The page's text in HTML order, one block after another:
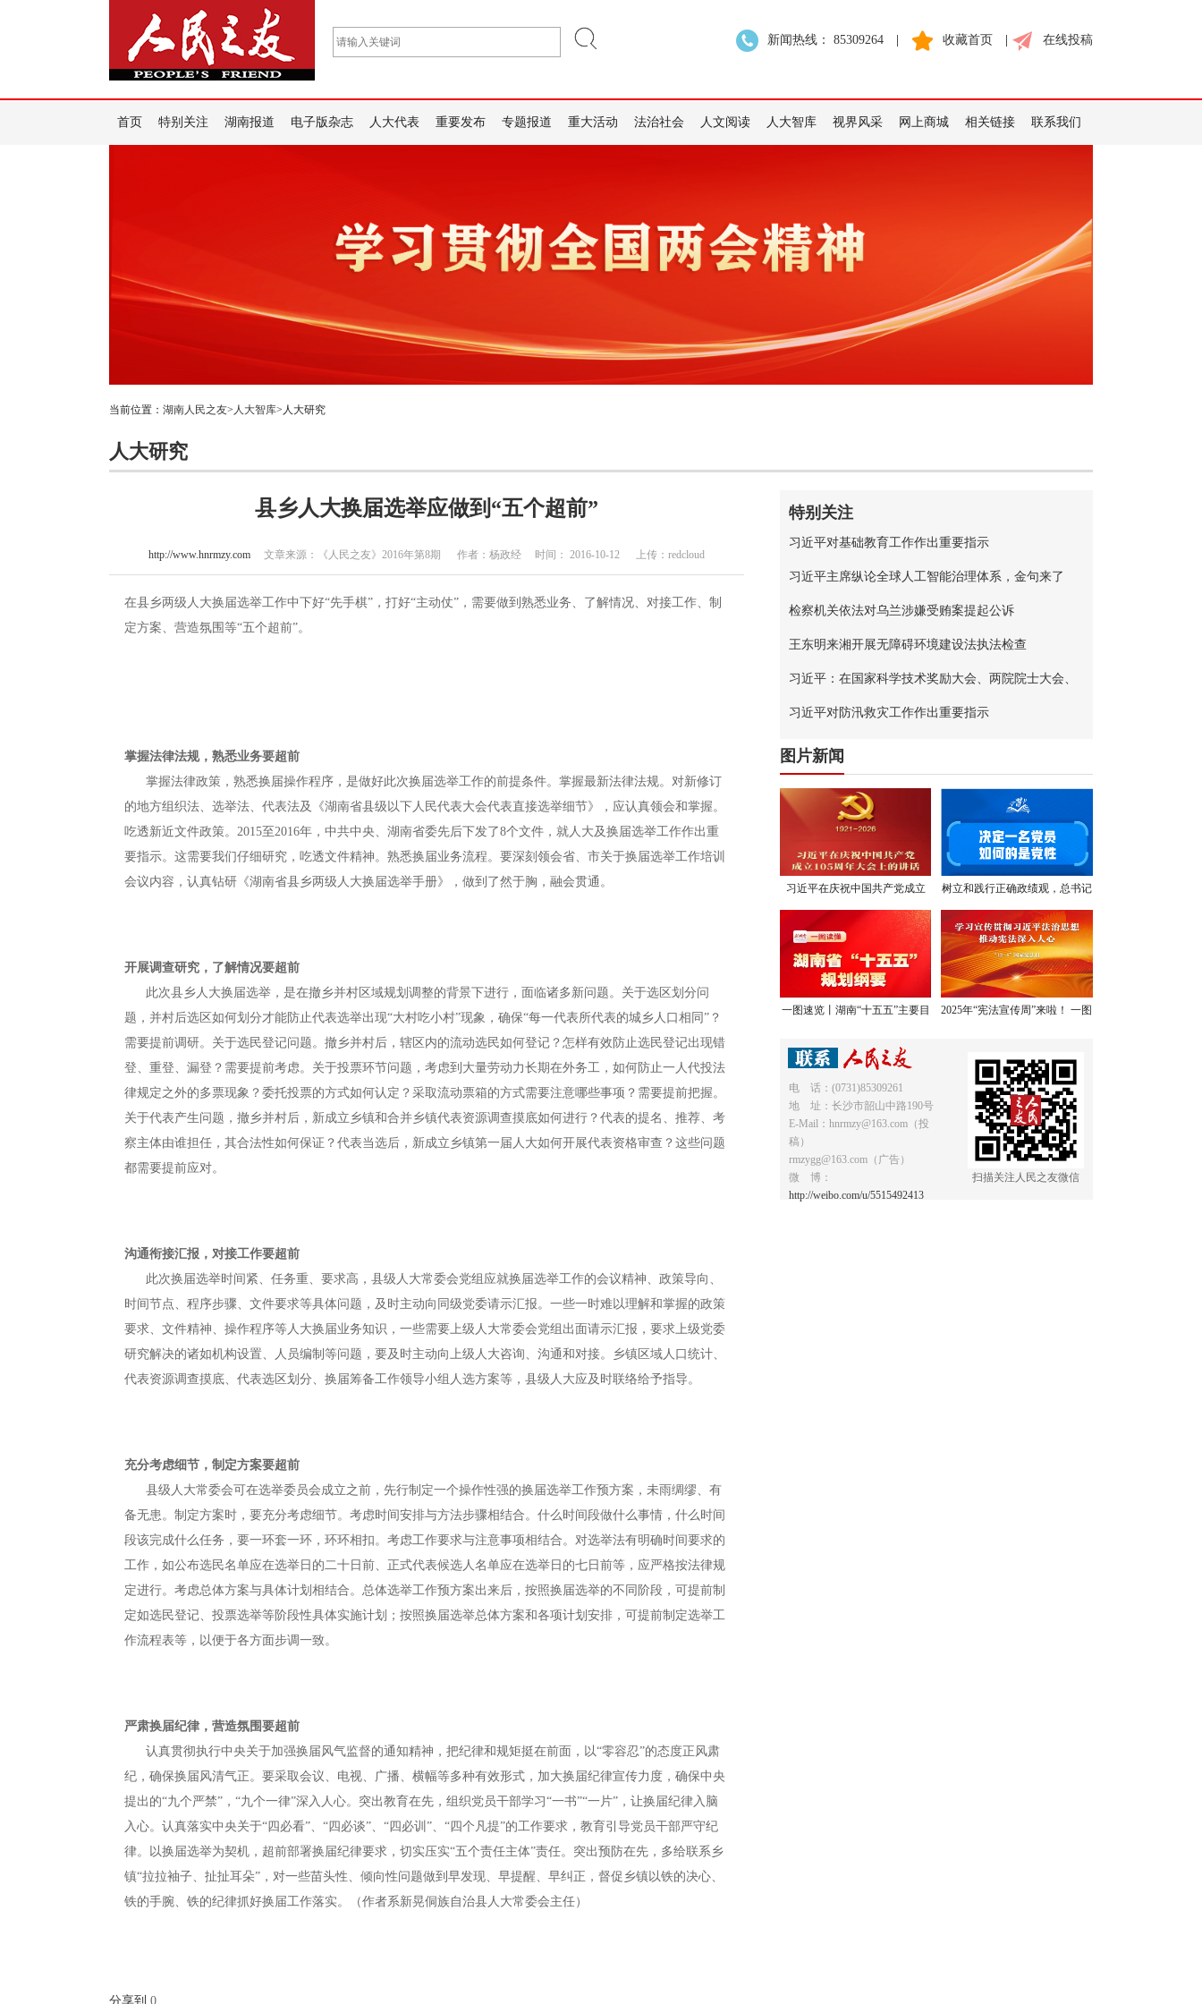
新闻热线： 85309264 收藏首页 在线投稿
首页 特别关注 湖南报道 电子版杂志 人大代表 重要发布 专题报道 重大活动 法治社会 人文阅读 人大智库 视界风采 网上商城 相关链接 联系我们
当前位置： 湖南人民之友> 人大智库>人大研究
人大研究
县乡人大换届选举应做到“五个超前”
http://www.hnrmzy.com 文章来源：《人民之友》2016年第8期 作者：杨政经 时间： 2016-10-12 上传：redcloud
在县乡两级人大换届选举工作中下好“先手棋”，打好“主动仗”，需要做到熟悉业务、了解情况、对接工作、制
定方案、营造氛围等“五个超前”。
掌握法律法规，熟悉业务要超前
掌握法律政策，熟悉换届操作程序，是做好此次换届选举工作的前提条件。掌握最新法律法规。对新修订
的地方组织法、选举法、代表法及《湖南省县级以下人民代表大会代表直接选举细节》，应认真领会和掌握。
吃透新近文件政策。2015至2016年，中共中央、湖南省委先后下发了8个文件，就人大及换届选举工作作出重
要指示。这需要我们仔细研究，吃透文件精神。熟悉换届业务流程。要深刻领会省、市关于换届选举工作培训
会议内容，认真钻研《湖南省县乡两级人大换届选举手册》，做到了然于胸，融会贯通。
开展调查研究，了解情况要超前
此次县乡人大换届选举，是在撤乡并村区域规划调整的背景下进行，面临诸多新问题。关于选区划分问
题，并村后选区如何划分才能防止代表选举出现“大村吃小村”现象，确保“每一代表所代表的城乡人口相同”？
需要提前调研。关于选民登记问题。撤乡并村后，辖区内的流动选民如何登记？怎样有效防止选民登记出现错
登、重登、漏登？需要提前考虑。关于投票环节问题，考虑到大量劳动力长期在外务工，如何防止一人代投法
律规定之外的多票现象？委托投票的方式如何认定？采取流动票箱的方式需要注意哪些事项？需要提前把握。
关于代表产生问题，撤乡并村后，新成立乡镇和合并乡镇代表资源调查摸底如何进行？代表的提名、推荐、考
察主体由谁担任，其合法性如何保证？代表当选后，新成立乡镇第一届人大如何开展代表资格审查？这些问题
都需要提前应对。
沟通衔接汇报，对接工作要超前
此次换届选举时间紧、任务重、要求高，县级人大常委会党组应就换届选举工作的会议精神、政策导向、
时间节点、程序步骤、文件要求等具体问题，及时主动向同级党委请示汇报。一些一时难以理解和掌握的政策
要求、文件精神、操作程序等人大换届业务知识，一些需要上级人大常委会党组出面请示汇报，要求上级党委
研究解决的诸如机构设置、人员编制等问题，要及时主动向上级人大咨询、沟通和对接。乡镇区域人口统计、
代表资源调查摸底、代表选区划分、换届筹备工作领导小组人选方案等，县级人大应及时联络给予指导。
充分考虑细节，制定方案要超前
县级人大常委会可在选举委员会成立之前，先行制定一个操作性强的换届选举工作预方案，未雨绸缪、有
备无患。制定方案时，要充分考虑细节。考虑时间安排与方法步骤相结合。什么时间段做什么事情，什么时间
段该完成什么任务，要一环套一环，环环相扣。考虑工作要求与注意事项相结合。对选举法有明确时间要求的
工作，如公布选民名单应在选举日的二十日前、正式代表候选人名单应在选举日的七日前等，应严格按法律规
定进行。考虑总体方案与具体计划相结合。总体选举工作预方案出来后，按照换届选举的不同阶段，可提前制
定如选民登记、投票选举等阶段性具体实施计划；按照换届选举总体方案和各项计划安排，可提前制定选举工
作流程表等，以便于各方面步调一致。
严肃换届纪律，营造氛围要超前
认真贯彻执行中央关于加强换届风气监督的通知精神，把纪律和规矩挺在前面，以“零容忍”的态度正风肃
纪，确保换届风清气正。要采取会议、电视、广播、横幅等多种有效形式，加大换届纪律宣传力度，确保中央
提出的“九个严禁”，“九个一律”深入人心。突出教育在先，组织党员干部学习“一书”“一片”，让换届纪律入脑
入心。认真落实中央关于“四必看”、“四必谈”、“四必训”、“四个凡提”的工作要求，教育引导党员干部严守纪
律。以换届选举为契机，超前部署换届纪律要求，切实压实“五个责任主体”责任。突出预防在先，多给联系乡
镇“拉拉袖子、扯扯耳朵”，对一些苗头性、倾向性问题做到早发现、早提醒、早纠正，督促乡镇以铁的决心、
铁的手腕、铁的纪律抓好换届工作落实 。（作者系新晃侗族自治县人大常委会主任）
分享到 0
特别关注
习近平对基础教育工作作出重要指示
习近平主席纵论全球人工智能治理体系，金句来了
检察机关依法对乌兰涉嫌受贿案提起公诉
王东明来湘开展无障碍环境建设法执法检查
习近平：在国家科学技术奖励大会、两院院士大会、
中国科协第十一次全国代表大会上的讲话
习近平对防汛救灾工作作出重要指示
图片新闻
习近平在庆祝中国共产党成立
105周年大会上的讲话，学金
句，悟深意！
树立和践行正确政绩观，总书记
提出明确要求
一图速览丨湖南“十五五”主要目
2025年“宪法宣传周”来啦！ 一图
电 话：(0731)85309261
地 址：长沙市韶山中路190号
E-Mail：hnrmzy@163.com（投
稿）
rmzygg@163.com（广告）
微 博：
http://weibo.com/u/5515492413
扫描关注人民之友微信